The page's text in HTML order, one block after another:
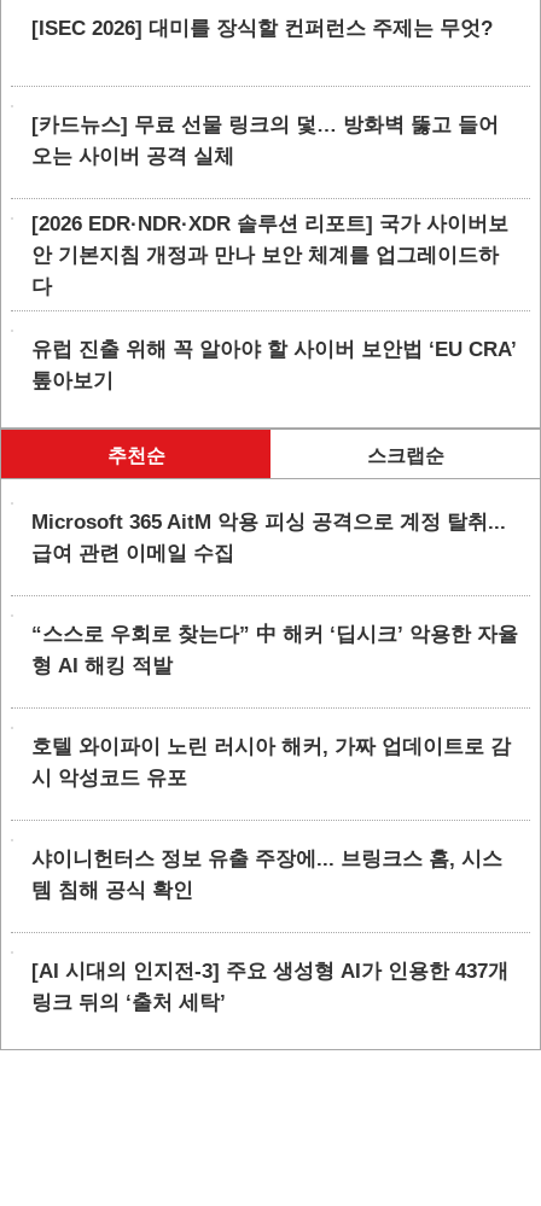
[ISEC 2026] 대미를 장식할 컨퍼런스 주제는 무엇?
[카드뉴스] 무료 선물 링크의 덫… 방화벽 뚫고 들어
오는 사이버 공격 실체
[2026 EDR·NDR·XDR 솔루션 리포트] 국가 사이버보
안 기본지침 개정과 만나 보안 체계를 업그레이드하
다
유럽 진출 위해 꼭 알아야 할 사이버 보안법 ‘EU CRA’
톺아보기
추천순 스크랩순
Microsoft 365 AitM 악용 피싱 공격으로 계정 탈취...
급여 관련 이메일 수집
“스스로 우회로 찾는다” 中 해커 ‘딥시크’ 악용한 자율
형 AI 해킹 적발
호텔 와이파이 노린 러시아 해커, 가짜 업데이트로 감
시 악성코드 유포
샤이니헌터스 정보 유출 주장에... 브링크스 홈, 시스
템 침해 공식 확인
[AI 시대의 인지전-3] 주요 생성형 AI가 인용한 437개
링크 뒤의 ‘출처 세탁’